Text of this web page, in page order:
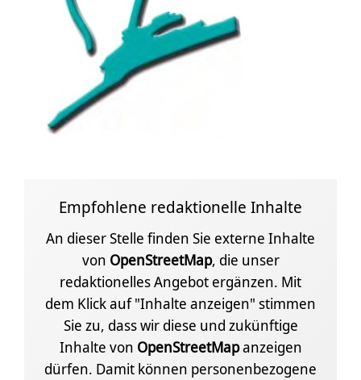
Empfohlene redaktionelle Inhalte
An dieser Stelle finden Sie externe Inhalte
von OpenStreetMap, die unser
redaktionelles Angebot ergänzen. Mit
dem Klick auf "Inhalte anzeigen" stimmen
Sie zu, dass wir diese und zukünftige
Inhalte von OpenStreetMapanzeigen
dürfen. Damit können personenbezogene